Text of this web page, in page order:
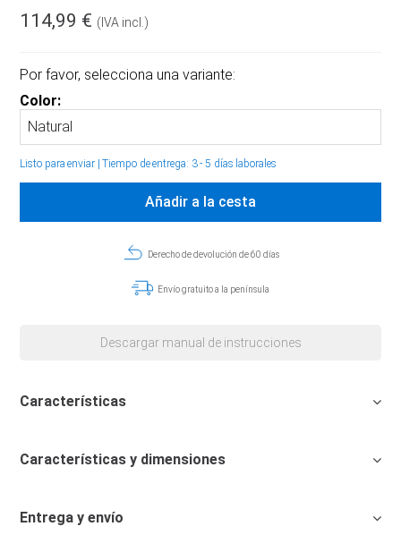
114,99 € (IVA incl.)
Por favor, selecciona una variante:
Color:
Listo para enviar |Tiempo de entrega: 3 - 5 días laborales
Añadir a la cesta
Derecho de devolución de 60 días
Envío gratuito a la península
Descargar manual de instrucciones
Características
Características y dimensiones
Entrega y envío